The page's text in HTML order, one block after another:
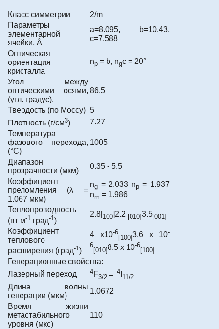
Класс симметрии
2/m
Параметры
элементарной
ячейки, Å
a=8.095, b=10.43,
c=7.588
Оптическая
ориентация
кристалла
np = b, ngc = 20°
Угол между
оптическими осями,
(угл. градус).
86.5
Твердость (по Моссу) 5
Плотность (г/см3)
7.27
Температура
фазового перехода,
(°C)
1005
Диапазон
прозрачности (мкм)
0.35 - 5.5
Коэффициент
преломления (λ =
1.067 мкм)
ng = 2.033 np= 1.937
nm = 1.986
Теплопроводность
(вт м-1 град-1)
2.8[100]2.2 [010]3.5[001]
Коэффициент
теплового
расширения (град-1)
4 x10-6
[100]3.6 x 10-
6
[010]8.5 x 10-6
[100]
Генерационные свойства:
Лазерный переход
4F3/2 → 4
11/2
Длина волны
генерации (мкм)
1.0672
Время жизни
метастабильного
уровня (мкс)
110